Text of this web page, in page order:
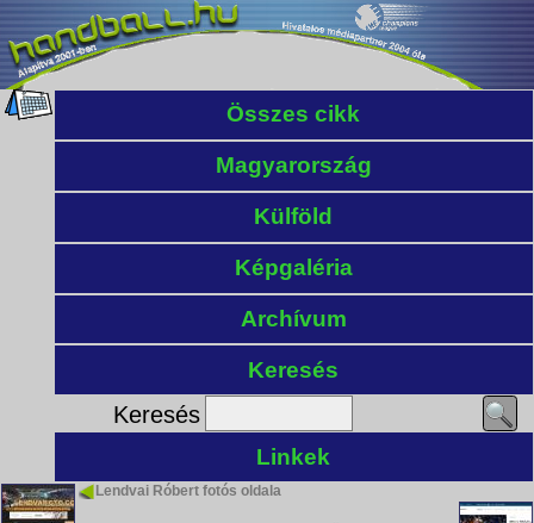
Összes cikk
Magyarország
Külföld
Képgaléria
Archívum
Keresés
Keresés
Linkek
Lendvai Róbert fotós oldala